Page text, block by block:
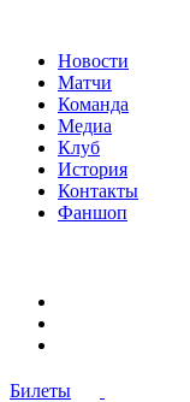
Новости
Матчи
Команда
Медиа
Клуб
История
Контакты
Фаншоп
Билеты